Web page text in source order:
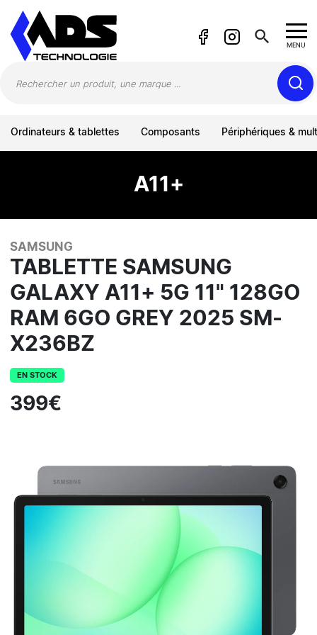
search MENU
Ordinateurs & tablettes Composants Périphériques &
A11+
SAMSUNG
TABLETTE SAMSUNG
GALAXY A11+ 5G 11" 128GO
RAM 6GO GREY 2025 SM-
X236BZ
EN STOCK
399€